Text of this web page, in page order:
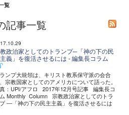
覧
記事一覧
政治家としてのトランプ─「神の下の民
義」を復活させるには - 編集長コラム
ランプ大統領は、キリスト教系保守派の会合
宗教国家としてのアメリカについて語った。
：UPI/アフロ 2017年12月号記事 編集長コ
Monthly Column 宗教政治家としてのトラ
―「神の下の民主主義」を復活させるには